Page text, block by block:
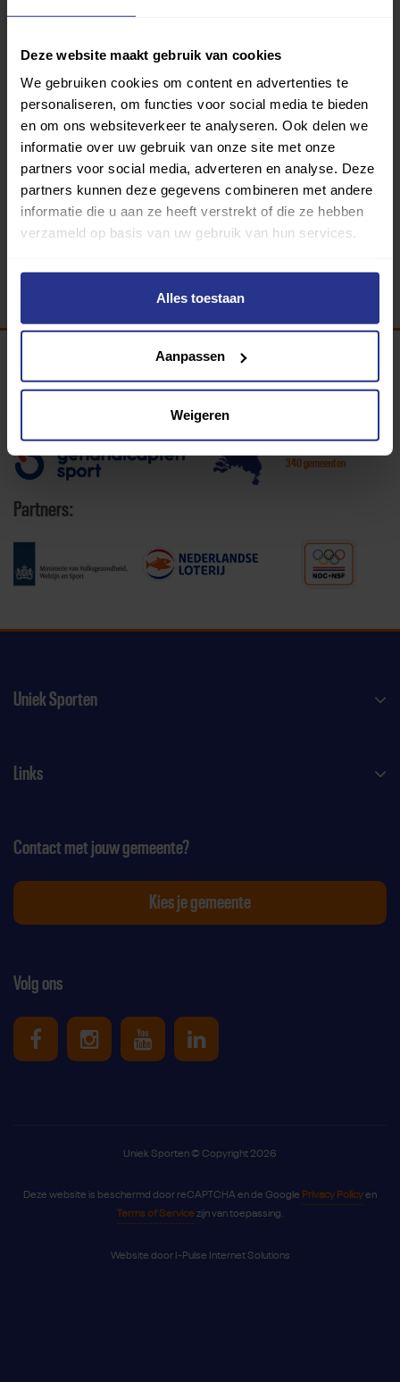
Deze website maakt gebruik van cookies
We gebruiken cookies om content en advertenties te
personaliseren, om functies voor social media te bieden
en om ons websiteverkeer te analyseren. Ook delen we
informatie over uw gebruik van onze site met onze
partners voor social media, adverteren en analyse. Deze
partners kunnen deze gegevens combineren met andere
informatie die u aan ze heeft verstrekt of die ze hebben
verzameld op basis van uw gebruik van hun services.
Alles toestaan
Aanpassen
Weigeren
Let op:de beoordelingen zijn gebaseerd op de
ervaringen van gebruikers die de vragenlijst hebben
beantwoord. Uniek Sporten is niet verantwoordelijk voor
de mening of oordelen van deze gebruikers.
Programma van:
340 gemeenten
Partners:
Uniek Sporten
Links
Volg ons
Uniek Sporten op Facebook
Uniek Sporten op Instagram
Uniek Sporten op Youtube
Uniek Sporten op
Contact met jouw gemeente?
Kies je gemeente
Uniek Sporten © Copyright 2026
Deze website is beschermd door reCAPTCHA en de Google Privacy Policyen
Terms of Servicezijn van toepassing.
Website door I-Pulse Internet Solutions